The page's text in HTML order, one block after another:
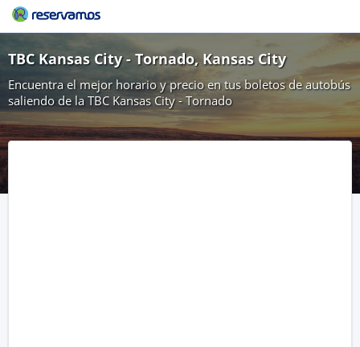
TBC Kansas City - Tornado, Kansas City
Encuentra el mejor horario y precio en tus boletos de autobús
saliendo de la TBC Kansas City - Tornado